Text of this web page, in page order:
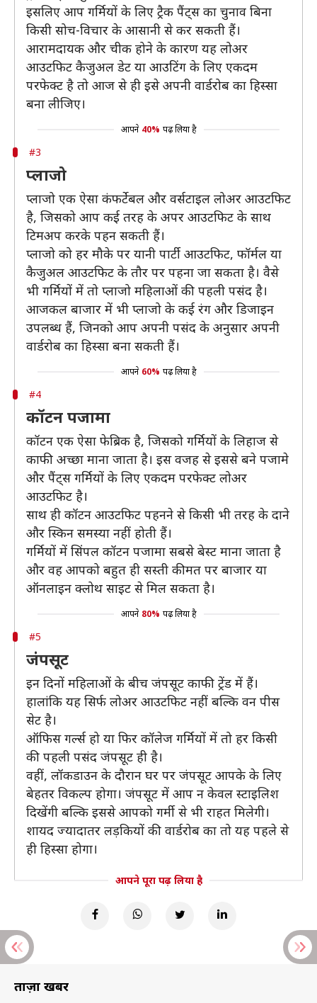
इसलिए आप गर्मियों के लिए ट्रैक पैंट्स का चुनाव बिना
किसी सोच-विचार के आसानी से कर सकती हैं।
आरामदायक और चीक होने के कारण यह लोअर
आउटफिट कैजुअल डेट या आउटिंग के लिए एकदम
परफेक्ट है तो आज से ही इसे अपनी वार्डरोब का हिस्सा
बना लीजिए।
आपने 40% पढ़ लिया है
#3
प्लाजो
प्लाजो एक ऐसा कंफर्टेबल और वर्सटाइल लोअर आउटफिट
है, जिसको आप कई तरह के अपर आउटफिट के साथ
टिमअप करके पहन सकती हैं।
प्लाजो को हर मौके पर यानी पार्टी आउटफिट, फॉर्मल या
कैजुअल आउटफिट के तौर पर पहना जा सकता है। वैसे
भी गर्मियों में तो प्लाजो महिलाओं की पहली पसंद है।
आजकल बाजार में भी प्लाजो के कई रंग और डिजाइन
उपलब्ध हैं, जिनको आप अपनी पसंद के अनुसार अपनी
वार्डरोब का हिस्सा बना सकती हैं।
आपने 60% पढ़ लिया है
#4
कॉटन पजामा
कॉटन एक ऐसा फेब्रिक है, जिसको गर्मियों के लिहाज से
काफी अच्छा माना जाता है। इस वजह से इससे बने पजामे
और पैंट्स गर्मियों के लिए एकदम परफेक्ट लोअर
आउटफिट है।
साथ ही कॉटन आउटफिट पहनने से किसी भी तरह के दाने
और स्किन समस्या नहीं होती हैं।
गर्मियों में सिंपल कॉटन पजामा सबसे बेस्ट माना जाता है
और वह आपको बहुत ही सस्ती कीमत पर बाजार या
ऑनलाइन क्लोथ साइट से मिल सकता है।
आपने 80% पढ़ लिया है
#5
जंपसूट
इन दिनों महिलाओं के बीच जंपसूट काफी ट्रेंड में हैं।
हालांकि यह सिर्फ लोअर आउटफिट नहीं बल्कि वन पीस
सेट है।
ऑफिस गर्ल्स हो या फिर कॉलेज गर्मियों में तो हर किसी
की पहली पसंद जंपसूट ही है।
वहीं, लॉकडाउन के दौरान घर पर जंपसूट आपके के लिए
बेहतर विकल्प होगा। जंपसूट में आप न केवल स्टाइलिश
दिखेंगी बल्कि इससे आपको गर्मी से भी राहत मिलेगी।
शायद ज्यादातर लड़कियों की वार्डरोब का तो यह पहले से
ही हिस्सा होगा।
आपने पूरा पढ़ लिया है
ताज़ा खबरें